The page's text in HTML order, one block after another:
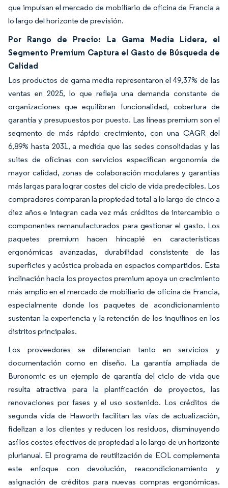
que impulsan el mercado de mobiliario de oficina de Francia a
lo largo del horizonte de previsión.
Por Rango de Precio: La Gama Media Lidera, el
Segmento Premium Captura el Gasto de Búsqueda de
Calidad
Los productos de gama media representaron el 49,37% de las
ventas en 2025, lo que refleja una demanda constante de
organizaciones que equilibran funcionalidad, cobertura de
garantía y presupuestos por puesto. Las líneas premium son el
segmento de más rápido crecimiento, con una CAGR del
6,89% hasta 2031, a medida que las sedes consolidadas y las
suites de oficinas con servicios especifican ergonomía de
mayor calidad, zonas de colaboración modulares y garantías
más largas para lograr costes del ciclo de vida predecibles. Los
compradores comparan la propiedad total a lo largo de cinco a
diez años e integran cada vez más créditos de intercambio o
componentes remanufacturados para gestionar el gasto. Los
paquetes premium hacen hincapié en características
ergonómicas avanzadas, durabilidad consistente de las
superficies y acústica probada en espacios compartidos. Esta
inclinación hacia los proyectos premium apoya un crecimiento
más amplio en el mercado de mobiliario de oficina de Francia,
especialmente donde los paquetes de acondicionamiento
sustentan la experiencia y la retención de los inquilinos en los
distritos principales.
Los proveedores se diferencian tanto en servicios y
documentación como en diseño. La garantía ampliada de
Buronomic es un ejemplo de garantía del ciclo de vida que
resulta atractiva para la planificación de proyectos, las
renovaciones por fases y el uso sostenido. Los créditos de
segunda vida de Haworth facilitan las vías de actualización,
fidelizan a los clientes y reducen los residuos, disminuyendo
así los costes efectivos de propiedad a lo largo de un horizonte
plurianual. El programa de reutilización de EOL complementa
este enfoque con devolución, reacondicionamiento y
asignación de créditos para nuevas compras ergonómicas.